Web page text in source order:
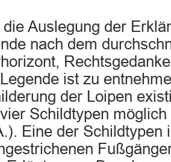
die Auslegung der
nach dem
ist zu
der Loipen
Schildtypen
Eine der Schildtypen